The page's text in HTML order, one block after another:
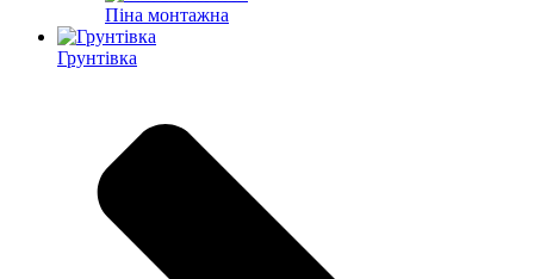
Піна монтажна
Грунтівка